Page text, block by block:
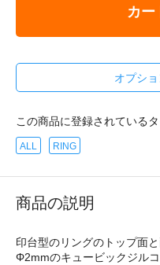
カー
オプシ
この商品に登録されている
ALL RING
商品の説明
印台型のリングのトップ面
Φ2mmのキュービックジル